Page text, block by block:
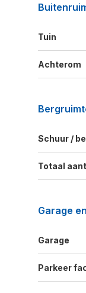
Tuin
Achterom
Schuur /
Totaal
Garage
Garage
Parkeer